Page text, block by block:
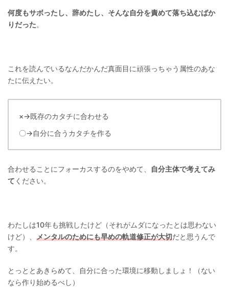
何度もサボったし、辞めたし、そんな自分を責めて落ち込むばか
りだった。
これを読んでいるなんだかんだ真面目に頑張っちゃう属性のあな
たに伝えたい。
×→既存のカタチに合わせる
〇→自分に合うカタチを作る
合わせることにフォーカスするのをやめて、
自分主体で考えてみ
て ください。
わたしは10年も挑戦したけど（それがムダになったとは思わない
けど）、 メンタルのためにも早めの軌道修正が大切だと思うんで
す。
とっととあきらめて、自分に合った環境に移動しましょ！（ない
なら作り始めるべし）